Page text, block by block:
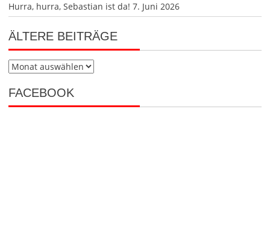
Hurra, hurra, Sebastian ist da! 7. Juni 2026
ÄLTERE BEITRÄGE
Ältere
FACEBOOK